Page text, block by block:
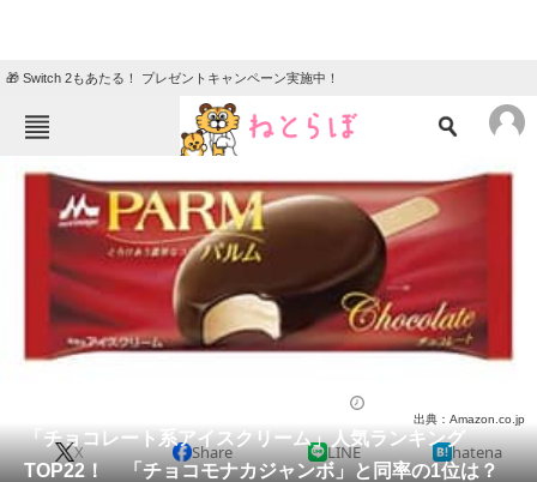
🎁 Switch 2もあたる！ プレゼントキャンペーン実施中！
ニュース
エンタメ
グルメ 地域
教育・育児
会員記事
「チョコレート系アイスクリーム」人気ランキング
TOP22！ 「チョコモナカジャンボ」と同率の1位は？
出典：Amazon.co.jp
X Share LINE hatena